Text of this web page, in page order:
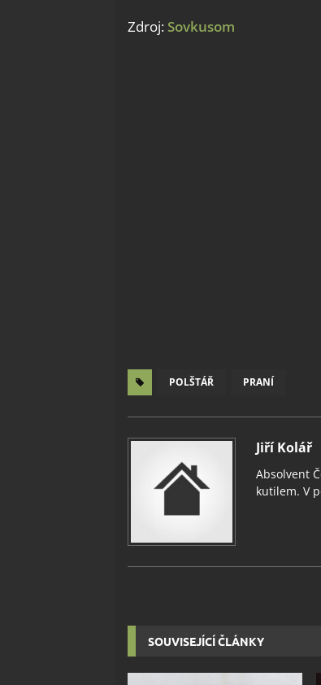
Zdroj: Sovkusom
POLŠTÁŘ PRANÍ
Jiří Kolář
Absolvent
kutilem. V
SOUVISEJÍCÍ ČLÁNKY